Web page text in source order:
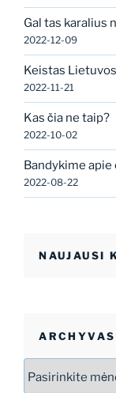
Gal tas karalius
2022-12-09
Keistas
2022-11-21
Kas čia ne taip?
2022-10-02
Bandykime
2022-08-22
NAUJAUSI
ARCHYVAS